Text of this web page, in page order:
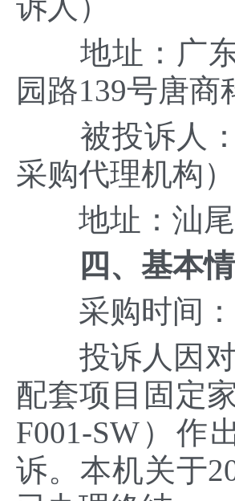
地址：广东
园路139号唐商
被投诉人：
采购代理机构）
地址：汕尾
四、基本
采购时间：
投诉人因对
配套项目固定
F001-SW）作
诉。本机关于